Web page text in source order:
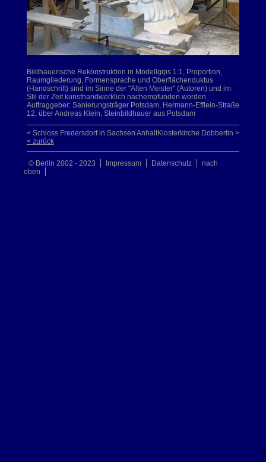
Bildhauerische Rekonstruktion in Modellgips 1:1, Proportion,
Raumgliederung, Formensprache und Oberflächenduktus
(Handschrift) sind im Sinne der "Alten Meister" (Autoren) und im
Stil der Zeit kunsthandwerklich nachempfunden worden
Auftraggeber: Sanierungsträger Potsdam, Hermann-Efflein-Straße
12, über Andreas Klein, Steinbildhauer aus Potsdam
Klosterkirche Dobbertin >
< Schloss Fredersdorf in Sachsen Anhalt
< zurück
© Berlin 2002 - 2023 Impressum Datenschutz
nach
oben